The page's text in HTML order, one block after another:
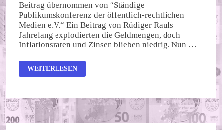
Beitrag übernommen von “Ständige
Publikumskonferenz der öffentlich-rechtlichen
Medien e.V.“ Ein Beitrag von Rüdiger Rauls
Jahrelang explodierten die Geldmengen, doch
Inflationsraten und Zinsen blieben niedrig. Nun …
INFLATION
UND
WEITERLESEN